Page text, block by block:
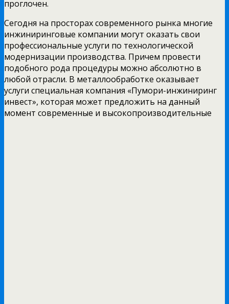
проглочен.
Сегодня на просторах современного рынка многие
инжиниринговые компании могут оказать свои
профессиональные услуги по технологической
модернизации производства. Причем провести
подобного рода процедуры можно абсолютно в
любой отрасли. В металлообработке оказывает
услуги специальная компания «Пумори-инжиниринг
инвест», которая может предложить на данный
момент современные и высокопроизводительные